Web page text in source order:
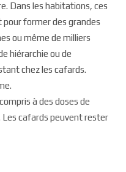
Dans les habitations, ces
former des grandes
ou même de milliers
hiérarchie ou de
chez les cafards.
à des doses de
cafards peuvent rester